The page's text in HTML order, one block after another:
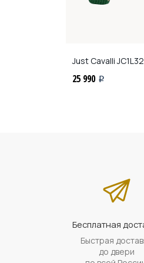
Just Cavalli
25 990 i
Бесплатная
Быстрая
до двери